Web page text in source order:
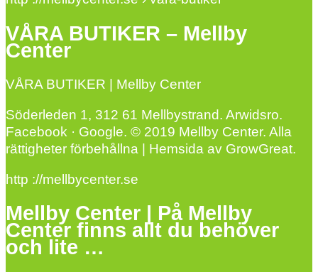
VÅRA BUTIKER – Mellby
Center
VÅRA BUTIKER | Mellby Center
Söderleden 1, 312 61 Mellbystrand. Arwidsro.
Facebook · Google. © 2019 Mellby Center. Alla
rättigheter förbehållna | Hemsida av GrowGreat.
http ://mellbycenter.se
Mellby Center | På Mellby
Center finns allt du behöver
och lite …